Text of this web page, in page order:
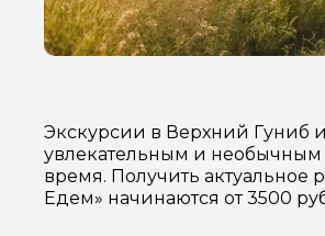
Экскурсии в Верхний Гуниб
увлекательным и необычным
время. Получить актуальное
Едем» начинаются от 3500